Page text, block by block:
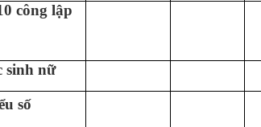
công lập
sinh nữ
số